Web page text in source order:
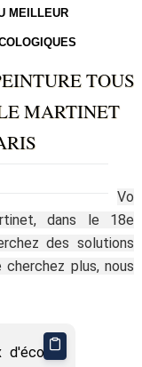
MEILLEUR
TOUS
MARTINET
Vo
dans le 18e
des solutions
plus, nous
d'éco